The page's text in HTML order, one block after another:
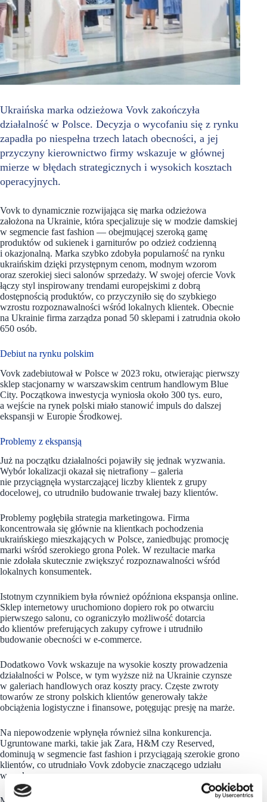
Ukraińska marka odzieżowa Vovk zakończyła
działalność w Polsce. Decyzja o wycofaniu się z rynku
zapadła po niespełna trzech latach obecności, a jej
przyczyny kierownictwo firmy wskazuje w głównej
mierze w błędach strategicznych i wysokich kosztach
operacyjnych.
Vovk to dynamicznie rozwijająca się marka odzieżowa
założona na Ukrainie, która specjalizuje się w modzie damskiej
w segmencie fast fashion — obejmującej szeroką gamę
produktów od sukienek i garniturów po odzież codzienną
i okazjonalną. Marka szybko zdobyła popularność na rynku
ukraińskim dzięki przystępnym cenom, modnym wzorom
oraz szerokiej sieci salonów sprzedaży. W swojej ofercie Vovk
łączy styl inspirowany trendami europejskimi z dobrą
dostępnością produktów, co przyczyniło się do szybkiego
wzrostu rozpoznawalności wśród lokalnych klientek. Obecnie
na Ukrainie firma zarządza ponad 50 sklepami i zatrudnia około
650 osób.
Debiut na rynku polskim
Vovk zadebiutował w Polsce w 2023 roku, otwierając pierwszy
sklep stacjonarny w warszawskim centrum handlowym Blue
City. Początkowa inwestycja wyniosła około 300 tys. euro,
a wejście na rynek polski miało stanowić impuls do dalszej
ekspansji w Europie Środkowej.
Problemy z ekspansją
Już na początku działalności pojawiły się jednak wyzwania.
Wybór lokalizacji okazał się nietrafiony – galeria
nie przyciągnęła wystarczającej liczby klientek z grupy
docelowej, co utrudniło budowanie trwałej bazy klientów.
Problemy pogłębiła strategia marketingowa. Firma
koncentrowała się głównie na klientkach pochodzenia
ukraińskiego mieszkających w Polsce, zaniedbując promocję
marki wśród szerokiego grona Polek. W rezultacie marka
nie zdołała skutecznie zwiększyć rozpoznawalności wśród
lokalnych konsumentek.
Istotnym czynnikiem była również opóźniona ekspansja online.
Sklep internetowy uruchomiono dopiero rok po otwarciu
pierwszego salonu, co ograniczyło możliwość dotarcia
do klientów preferujących zakupy cyfrowe i utrudniło
budowanie obecności w e-commerce.
Dodatkowo Vovk wskazuje na wysokie koszty prowadzenia
działalności w Polsce, w tym wyższe niż na Ukrainie czynsze
w galeriach handlowych oraz koszty pracy. Częste zwroty
towarów ze strony polskich klientów generowały także
obciążenia logistyczne i finansowe, potęgując presję na marże.
Na niepowodzenie wpłynęła również silna konkurencja.
Ugruntowane marki, takie jak Zara, H&M czy Reserved,
dominują w segmencie fast fashion i przyciągają szerokie grono
klientów, co utrudniało Vovk zdobycie znaczącego udziału
w rynku.